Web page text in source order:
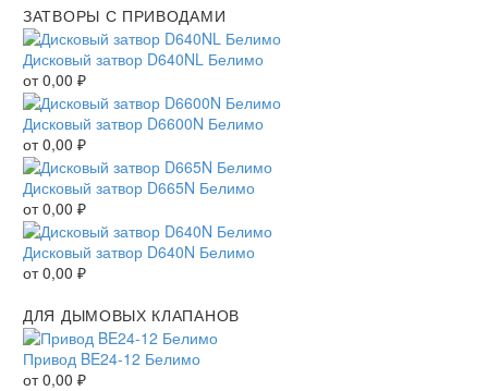
ЗАТВОРЫ С ПРИВОДАМИ
Дисковый затвор D640NL Белимо
от0,00 ₽
Дисковый затвор D6600N Белимо
от0,00 ₽
Дисковый затвор D665N Белимо
от0,00 ₽
Дисковый затвор D640N Белимо
от0,00 ₽
ДЛЯ ДЫМОВЫХ КЛАПАНОВ
Привод BE24-12 Белимо
от0,00 ₽